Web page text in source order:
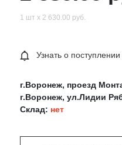
1 шт х 2 630.00 руб.
Узнать о поступлении
г.Воронеж, проезд
г.Воронеж, ул.Лидии
Склад: нет